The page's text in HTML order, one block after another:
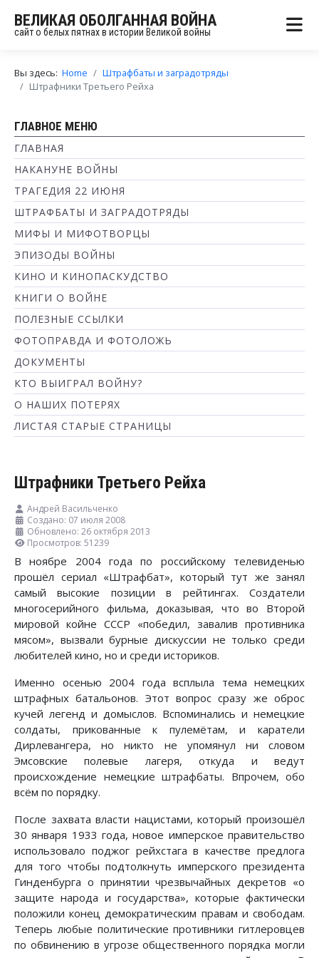
ВЕЛИКАЯ ОБОЛГАННАЯ ВОЙНА
сайт о белых пятнах в истории Великой войны
Вы здесь: Home
Штрафбаты и заградотряды
Штрафники Третьего Рейха
ГЛАВНОЕ МЕНЮ
ГЛАВНАЯ
НАКАНУНЕ ВОЙНЫ
ТРАГЕДИЯ 22 ИЮНЯ
ШТРАФБАТЫ И ЗАГРАДОТРЯДЫ
МИФЫ И МИФОТВОРЦЫ
ЭПИЗОДЫ ВОЙНЫ
КИНО И КИНОПАСКУДСТВО
КНИГИ О ВОЙНЕ
ПОЛЕЗНЫЕ ССЫЛКИ
ФОТОПРАВДА И ФОТОЛОЖЬ
ДОКУМЕНТЫ
КТО ВЫИГРАЛ ВОЙНУ?
О НАШИХ ПОТЕРЯХ
ЛИСТАЯ СТАРЫЕ СТРАНИЦЫ
Штрафники Третьего Рейха
Андрей Васильченко
Создано: 07 июля 2008
Обновлено: 26 октября 2013
Просмотров: 51239
В ноябре 2004 года по российскому телевиденью
прошёл сериал «Штрафбат», который тут же занял
самый высокие позиции в рейтингах. Создатели
многосерийного фильма, доказывая, что во Второй
мировой койне СССР «победил, завалив противника
мясом», вызвали бурные дискуссии не только среди
любителей кино, но и среди историков.
Именно осенью 2004 года всплыла тема немецких
штрафных батальонов. Этот вопрос сразу же оброс
кучей легенд и домыслов. Вспоминались и немецкие
солдаты, прикованные к пулемётам, и каратели
Дирлевангера, но никто не упомянул ни словом
Эмсовские полевые лагеря, откуда и ведут
происхождение немецкие штрафбаты. Впрочем, обо
всём по порядку.
После захвата власти нацистами, который произошёл
30 января 1933 года, новое имперское правительство
использовало поджог рейхстага в качестве предлога
для того чтобы подтолкнуть имперского президента
Гинденбурга о принятии чрезвычайных декретов «о
защите народа и государства», которые фактически
положили конец демократическим правам и свободам.
Теперь любые политические противники гитлеровцев
по обвинению в угрозе общественного порядка могли